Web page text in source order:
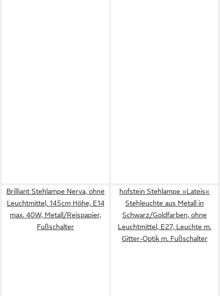
Brilliant Stehlampe Nerva, ohne
Leuchtmittel, 145cm Höhe, E14
max. 40W, Metall/Reispapier,
Fußschalter
hofstein Stehlampe »Lateis«
Stehleuchte aus Metall in
Schwarz/Goldfarben, ohne
Leuchtmittel, E27, Leuchte m.
Gitter-Optik m. Fußschalter